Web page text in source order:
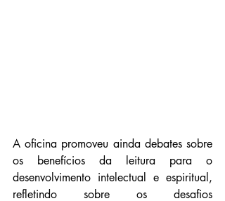
A oficina promoveu ainda debates sobre
os benefícios da leitura para o
desenvolvimento intelectual e espiritual,
refletindo sobre os desafios